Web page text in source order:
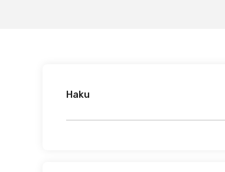
Haku